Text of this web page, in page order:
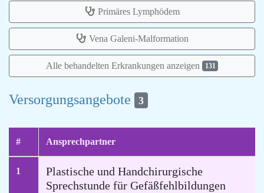
Primäres Lymphödem
Vena Galeni-Malformation
Alle behandelten Erkrankungen anzeigen 131
Versorgungsangebote 3
# Ansprechpartner
1
Plastische und Handchirurgische
Sprechstunde für Gefäßfehlbildungen